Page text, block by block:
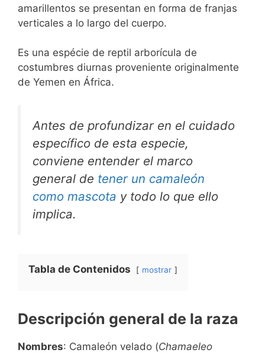
amarillentos se presentan en forma de franjas
verticales a lo largo del cuerpo.
Es una espécie de reptil arborícula de
costumbres diurnas proveniente originalmente
de Yemen en África.
Antes de profundizar en el cuidado
específico de esta especie,
conviene entender el marco
general de tener un camaleón
como mascota y todo lo que ello
implica.
Tabla de Contenidos mostrar
Descripción general de la raza
Nombres: Camaleón velado (Chamaeleo